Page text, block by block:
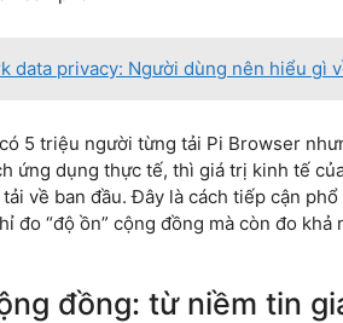
data privacy: Người dùng nên hiểu gì
5 triệu người từng tải Pi Browser
ứng dụng thực tế, thì giá trị kinh tế
về ban đầu. Đây là cách tiếp cận
đo “độ ồn” cộng đồng mà còn đo
đồng: từ niềm tin